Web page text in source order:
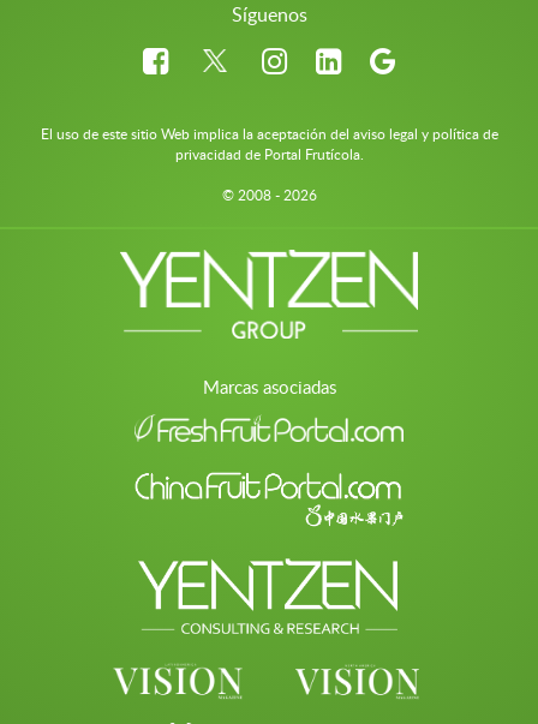
Síguenos
El uso de este sitio Web implica la aceptación del aviso legal y política de
privacidad de Portal Frutícola.
© 2008 - 2026
Marcas asociadas